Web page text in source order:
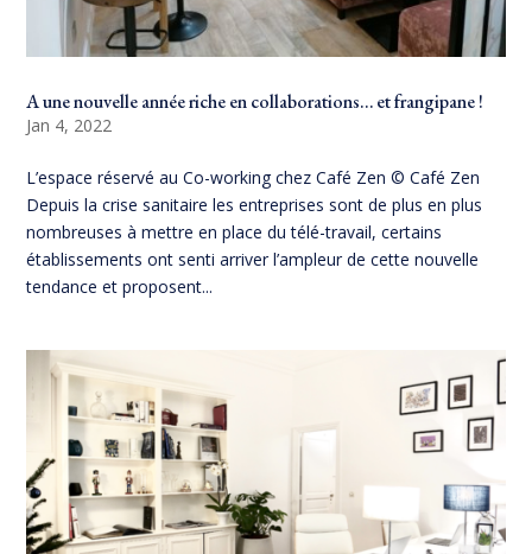
A une nouvelle année riche en collaborations… et frangipane !
Jan 4, 2022
L’espace réservé au Co-working chez Café Zen © Café Zen
Depuis la crise sanitaire les entreprises sont de plus en plus
nombreuses à mettre en place du télé-travail, certains
établissements ont senti arriver l’ampleur de cette nouvelle
tendance et proposent...